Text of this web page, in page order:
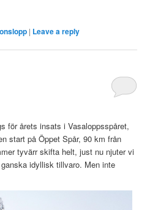
| Leave a reply
för årets insats i Vasaloppsspåret,
start på Öppet Spår, 90 km från
tyvärr skifta helt, just nu njuter vi
idyllisk tillvaro. Men inte